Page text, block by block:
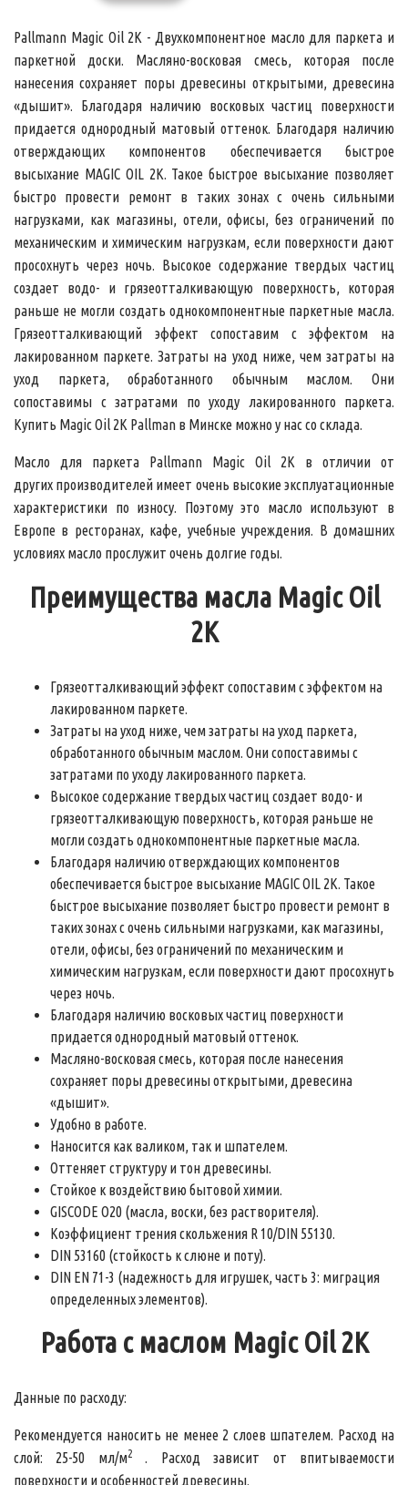
Pallmann Magic Oil 2K - Двухкомпонентное масло для паркета и
паркетной доски.
Масляно-восковая смесь, которая после
нанесения сохраняет поры древесины открытыми, древесина
«дышит». Благодаря наличию восковых частиц поверхности
придается однородный матовый оттенок. Благодаря наличию
отверждающих компонентов обеспечивается быстрое
высыхание MAGIC OIL 2K . Такое быстрое высыхание позволяет
быстро провести ремонт в таких зонах с очень сильными
нагрузками, как магазины, отели, офисы, без ограничений по
механическим и химическим нагрузкам, если поверхности дают
просохнуть через ночь. Высокое содержание твердых частиц
создает водо- и грязеотталкивающую поверхность, которая
раньше не могли создать однокомпонентные паркетные масла.
Грязеотталкивающий эффект сопоставим с эффектом на
лакированном паркете. Затраты на уход ниже, чем затраты на
уход паркета, обработанного обычным маслом. Они
сопоставимы с затратами по уходу лакированного паркета.
Купить Magic Oil 2K Pallman в Минске можно у нас со склада.
Масло для паркета Pallmann Magic Oil 2K в отличии от
других производителей имеет очень высокие эксплуатационные
характеристики по износу. Поэтому это масло используют в
Европе в ресторанах, кафе, учебные учреждения. В домашних
условиях масло прослужит очень долгие годы.
Преимущества масла Magic Oil
2K
Грязеотталкивающий эффект сопоставим с эффектом на
лакированном паркете.
Затраты на уход ниже, чем затраты на уход паркета,
обработанного обычным маслом. Они сопоставимы с
затратами по уходу лакированного паркета.
Высокое содержание твердых частиц создает водо- и
грязеотталкивающую поверхность, которая раньше не
могли создать однокомпонентные паркетные масла.
Благодаря наличию отверждающих компонентов
обеспечивается быстрое высыхание MAGIC OIL 2K. Такое
быстрое высыхание позволяет быстро провести ремонт в
таких зонах с очень сильными нагрузками, как магазины,
отели, офисы, без ограничений по механическим и
химическим нагрузкам, если поверхности дают просохнуть
через ночь.
Благодаря наличию восковых частиц поверхности
придается однородный матовый оттенок.
Масляно-восковая смесь, которая после нанесения
сохраняет поры древесины открытыми, древесина
«дышит».
Удобно в работе.
Наносится как валиком, так и шпателем.
Оттеняет структуру и тон древесины.
Стойкое к воздействию бытовой химии.
GISCODE O20 (масла, воски, без растворителя).
Коэффициент трения скольжения R 10/DIN 55130.
DIN 53160 (стойкость к слюне и поту).
DIN EN 71-3 (надежность для игрушек, часть 3: миграция
определенных элементов).
Работа с маслом Magic Oil 2K
Данные по расходу:
Рекомендуется наносить не менее 2 слоев шпателем. Расход на
слой: 25-50 мл/м2. Расход зависит от впитываемости
поверхности и особенностей древесины.